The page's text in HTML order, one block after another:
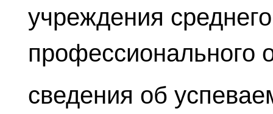
учреждения
профессионального
сведения об